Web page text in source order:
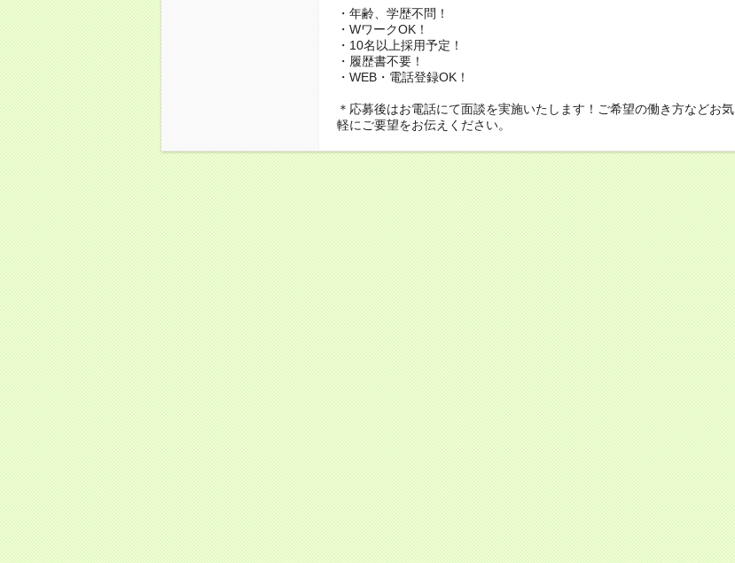
・年齢、学歴不問！
・WワークOK！
・10名以上採用予定！
・履歴書不要！
・WEB・電話登録OK！
＊応募後はお電話にて面談を実施いたします！ご希望の働き方などお気
軽にご要望をお伝えください。